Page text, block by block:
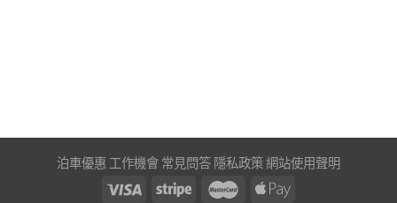
泊車優惠 工作機會 常見問答 隱私政策網站使用聲明